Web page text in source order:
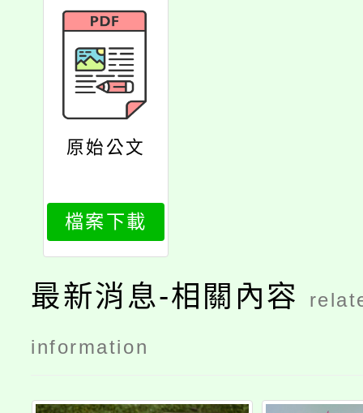
原始公文
檔案下載
最新消息-相關內容
information